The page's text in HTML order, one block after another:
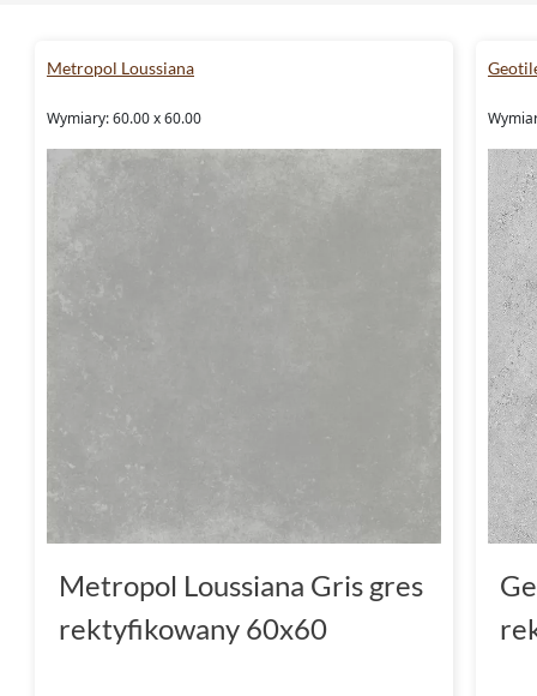
Metropol Loussiana
Wymiary: 60.00 x 60.00
Metropol Loussiana Gris gres
rektyfikowany 60x60